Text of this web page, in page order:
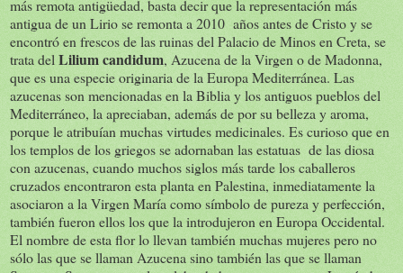
más remota antigüedad, basta decir que la representación más
antigua de un Lirio se remonta a 2010 años antes de Cristo y se
encontró en frescos de las ruinas del Palacio de Minos en Creta, se
trata del Lilium candidum, Azucena de la Virgen o de Madonna,
que es una especie originaria de la Europa Mediterránea. Las
azucenas son mencionadas en la Biblia y los antiguos pueblos del
Mediterráneo, la apreciaban, además de por su belleza y aroma,
porque le atribuían muchas virtudes medicinales. Es curioso que en
los templos de los griegos se adornaban las estatuas de las diosa
con azucenas, cuando muchos siglos más tarde los caballeros
cruzados encontraron esta planta en Palestina, inmediatamente la
asociaron a la Virgen María como símbolo de pureza y perfección,
también fueron ellos los que la introdujeron en Europa Occidental.
El nombre de esta flor lo llevan también muchas mujeres pero no
sólo las que se llaman Azucena sino también las que se llaman